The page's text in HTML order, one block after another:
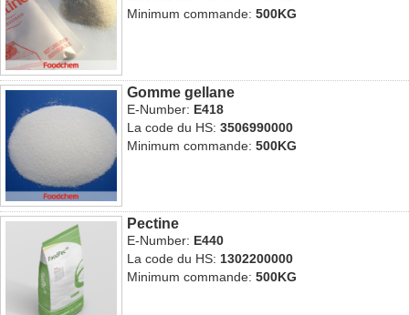
Minimum commande:500KG
Gomme gellane
E-Number: E418
La code du HS:3506990000
Minimum commande:500KG
Pectine
E-Number: E440
La code du HS: 1302200000
Minimum commande:500KG